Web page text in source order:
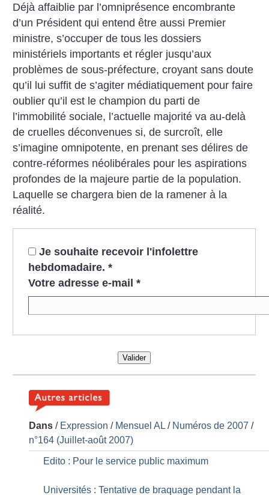
Déjà affaiblie par l’omniprésence encombrante
d’un Président qui entend être aussi Premier
ministre, s’occuper de tous les dossiers
ministériels importants et régler jusqu’aux
problèmes de sous-préfecture, croyant sans doute
qu’il lui suffit de s’agiter médiatiquement pour faire
oublier qu’il est le champion du parti de
l’immobilité sociale, l’actuelle majorité va au-delà
de cruelles déconvenues si, de surcroît, elle
s’imagine omnipotente, en prenant ses délires de
contre-réformes néolibérales pour les aspirations
profondes de la majeure partie de la population.
Laquelle se chargera bien de la ramener à la
réalité.
Je souhaite recevoir l'infolettre
hebdomadaire. *
Votre adresse e-mail *
Valider
Dans / Expression / Mensuel AL / Numéros de 2007 /
n°164 (Juillet-août 2007)
Edito : Pour le service public maximum
Universités : Tentative de braquage pendant la